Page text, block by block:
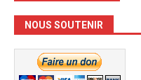
NOUS SOUTENIR